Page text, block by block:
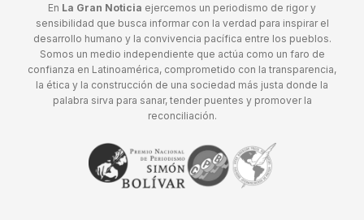
En La Gran Noticia ejercemos un periodismo de rigor y
sensibilidad que busca informar con la verdad para inspirar el
desarrollo humano y la convivencia pacífica entre los pueblos.
Somos un medio independiente que actúa como un faro de
confianza en Latinoamérica, comprometido con la transparencia,
la ética y la construcción de una sociedad más justa donde la
palabra sirva para sanar, tender puentes y promover la
reconciliación.